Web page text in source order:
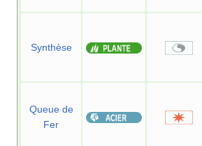
Synthèse
Queue de
Fer